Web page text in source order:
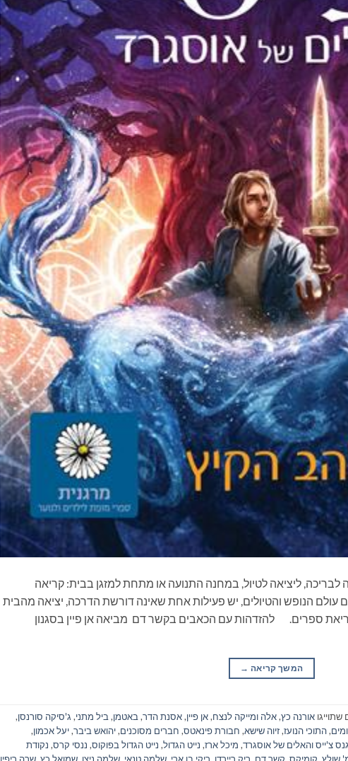
לבריכה, ליציאה לטיול, במחנה התנועה או מתחת למזגן בבית: קריאה
הנופש והטיולים, יש פעילות אחת שאינה דורשת הדרכה, יציאה מהבית
ספרים. להזדהות עם הכאבים בקשר דם מביאה אן פיין בסגנון
המשך קריאה →
אורנה כץ,אלה ומייקה לנצח,אן פיין,אסנת הדר, באטמן, ביל מתני, ג'סיקה סורנסן,
,התוכי הנועז,זיוה שישא, חבורת פינאטס, חברים מסוכנים,יהואש ביבר,יעל אכמון,
צ'ייס והאלים של אוסגרד, מיכל ארז, נייט הגדול, נייט הגדול בפוקוס, ננסי קרס, נקודת